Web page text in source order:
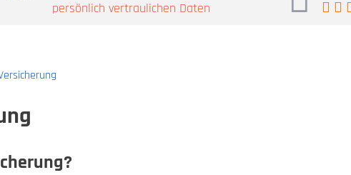
persönlich vertraulichen Daten